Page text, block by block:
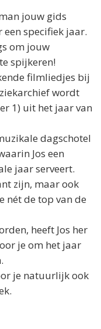
jouw gids
specifiek jaar.
om jouw
spijkeren!
filmliedjes bij
wordt
1) uit het jaar van
dagschotel
Jos een
jaar serveert.
zijn, maar ook
nét de top van de
heeft Jos her
je om het jaar
je natuurlijk ook